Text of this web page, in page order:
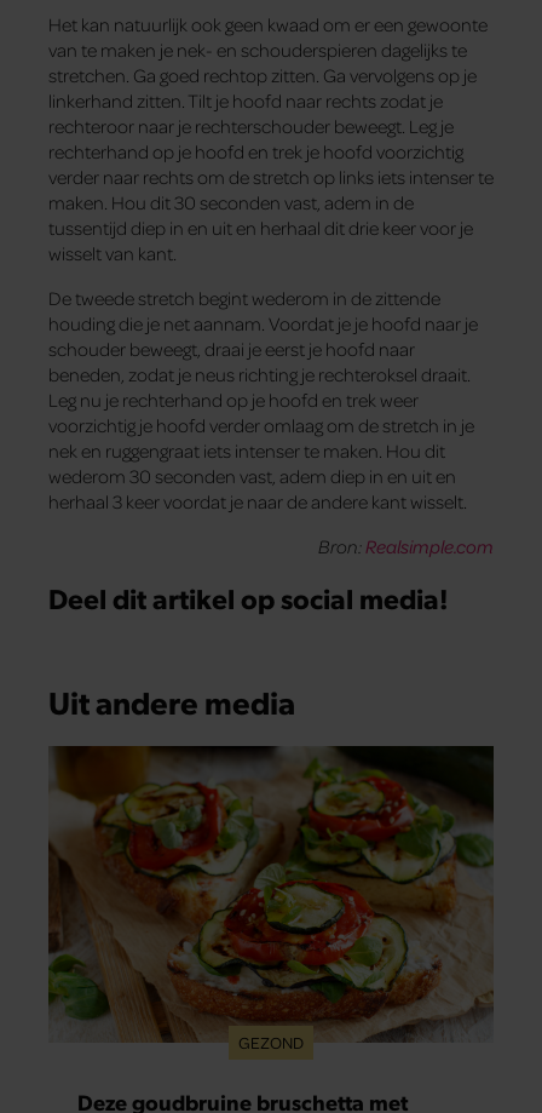
Het kan natuurlijk ook geen kwaad om er een gewoonte
van te maken je nek- en schouderspieren dagelijks te
stretchen. Ga goed rechtop zitten. Ga vervolgens op je
linkerhand zitten. Tilt je hoofd naar rechts zodat je
rechteroor naar je rechterschouder beweegt. Leg je
rechterhand op je hoofd en trek je hoofd voorzichtig
verder naar rechts om de stretch op links iets intenser te
maken. Hou dit 30 seconden vast, adem in de
tussentijd diep in en uit en herhaal dit drie keer voor je
wisselt van kant.
De tweede stretch begint wederom in de zittende
houding die je net aannam. Voordat je je hoofd naar je
schouder beweegt, draai je eerst je hoofd naar
beneden, zodat je neus richting je rechteroksel draait.
Leg nu je rechterhand op je hoofd en trek weer
voorzichtig je hoofd verder omlaag om de stretch in je
nek en ruggengraat iets intenser te maken. Hou dit
wederom 30 seconden vast, adem diep in en uit en
herhaal 3 keer voordat je naar de andere kant wisselt.
Bron:Realsimple.com
Deel dit artikel op social media!
Uit andere media
GEZOND
Deze goudbruine bruschetta met